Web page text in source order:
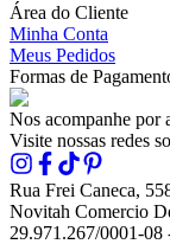
Área do Cliente
Minha Conta
Meus Pedidos
Formas de
Nos acompanhe por
Visite nossas redes
Rua Frei Caneca,
Novitah Comercio
29.971.267/0001-08